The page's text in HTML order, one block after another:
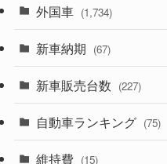
(1,321)
(330)
(357)
外国車 (1,734)
(242)
新車納期 (67)
(28)
(8)
新車販売台数 (227)
(21)
自動車ランキング (75)
維持費 (15)